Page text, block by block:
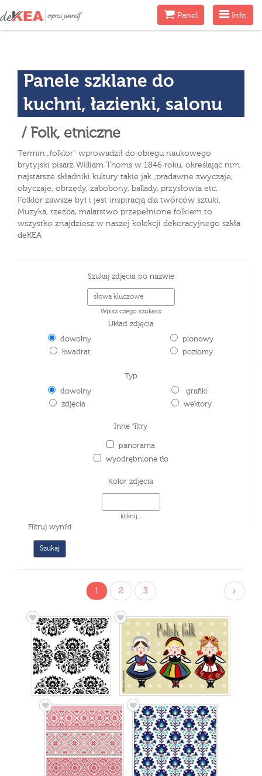
Menu
Info
MenuPanel
Panele szklane do
kuchni, łazienki, salonu
/ Folk, etniczne
Termin „folklor” wprowadził do obiegu naukowego
brytyjski pisarz William Thoms w 1846 roku, określając nim
najstarsze składniki kultury takie jak „pradawne zwyczaje,
obyczaje, obrzędy, zabobony, ballady, przysłowia etc.
Folklor zawsze był i jest inspiracją dla twórców sztuki.
Muzyka, rzeżba, malarstwo przepełnione folkiem to
wszystko znajdziesz w naszej kolekcji dekoracyjnego szkła
deKEA
Szukaj zdjęcia po nazwie
Wpisz czego szukasz
Układ zdjęcia
dowolny
kwadrat
pionowy
poziomy
Typ
dowolny
zdjęcia
grafiki
wektory
Inne filtry
panorama
wyodrębnione tło
Kolor zdjęcia
kliknij...
Filtruj wyniki
1 2 3 ›